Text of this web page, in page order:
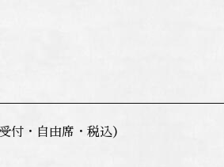
付・自由席・税込）